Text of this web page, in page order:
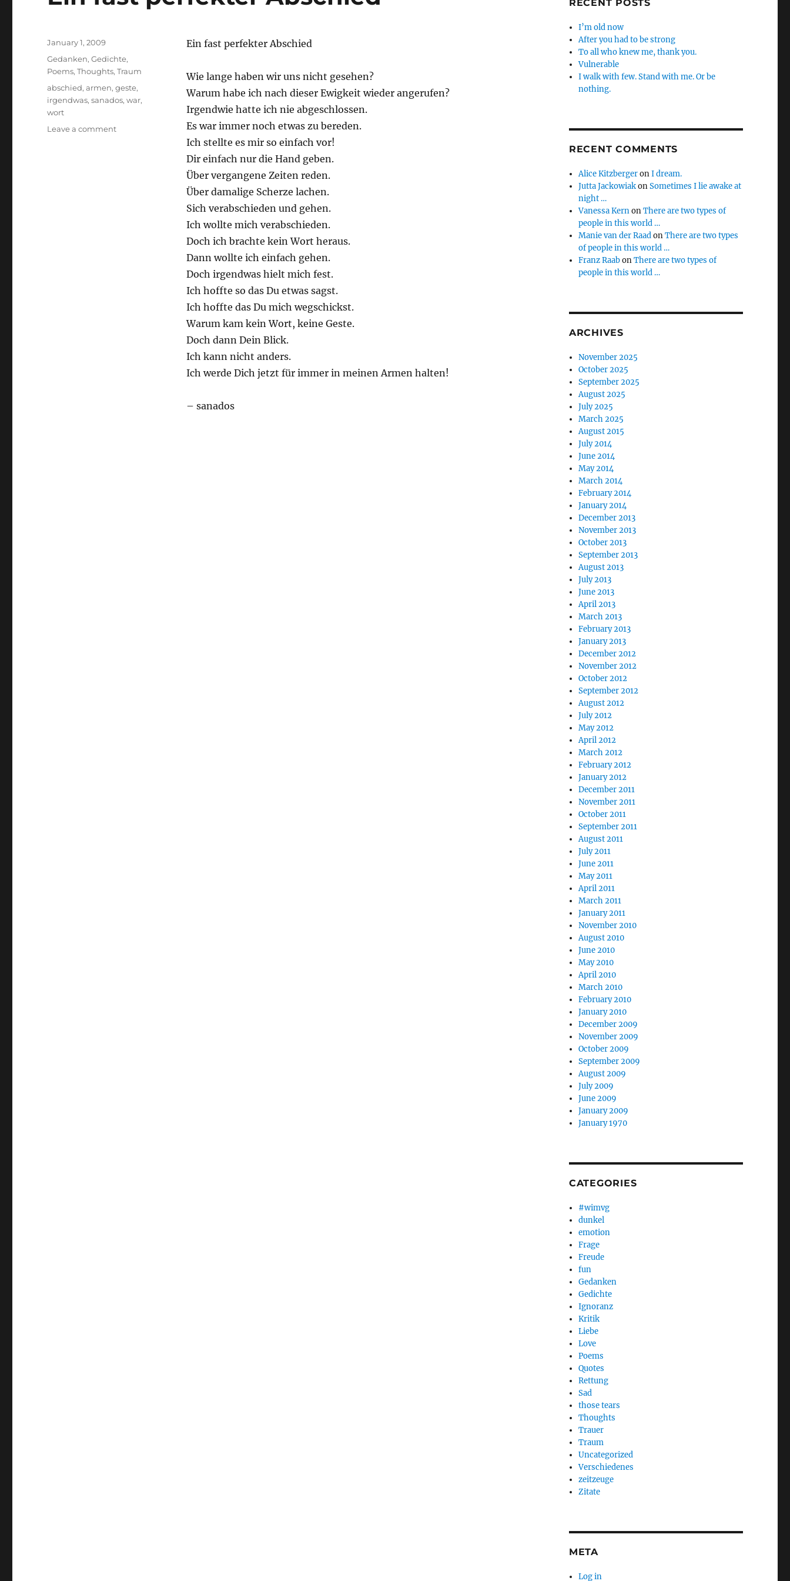
Ein fast perfekter Abschied
Wie lange haben wir uns nicht gesehen?
Warum habe ich nach dieser Ewigkeit wieder angerufen?
Irgendwie hatte ich nie abgeschlossen.
Es war immer noch etwas zu bereden.
Ich stellte es mir so einfach vor!
Dir einfach nur die Hand geben.
Über vergangene Zeiten reden.
Über damalige Scherze lachen.
Sich verabschieden und gehen.
Ich wollte mich verabschieden.
Doch ich brachte kein Wort heraus.
Dann wollte ich einfach gehen.
Doch irgendwas hielt mich fest.
Ich hoffte so das Du etwas sagst.
Ich hoffte das Du mich wegschickst.
Warum kam kein Wort, keine Geste.
Doch dann Dein Blick.
Ich kann nicht anders.
Ich werde Dich jetzt für immer in meinen Armen halten!
– sanados
Posted
January 1, 2009
Categories
Gedanken,Gedichte,
Poems,Thoughts,Traum
Tags
abschied,armen,geste,
irgendwas,sanados,war,
wort
Leave a commenton
RECENT POSTS
I’m old now
After you had to be strong
To all who knew me, thank you.
Vulnerable
I walk with few. Stand with me. Or be
nothing.
RECENT COMMENTS
Alice KitzbergeronI dream.
Jutta JackowiakonSometimes I lie awake at
night …
Vanessa KernonThere are two types of
people in this world …
Manie van der RaadonThere are two types
of people in this world …
Franz RaabonThere are two types of
people in this world …
ARCHIVES
November 2025
October 2025
September 2025
August 2025
July 2025
March 2025
August 2015
July 2014
June 2014
May 2014
March 2014
February 2014
January 2014
December 2013
November 2013
October 2013
September 2013
August 2013
July 2013
June 2013
April 2013
March 2013
February 2013
January 2013
December 2012
November 2012
October 2012
September 2012
August 2012
July 2012
May 2012
April 2012
March 2012
February 2012
January 2012
December 2011
November 2011
October 2011
September 2011
August 2011
July 2011
June 2011
May 2011
April 2011
March 2011
January 2011
November 2010
August 2010
June 2010
May 2010
April 2010
March 2010
February 2010
January 2010
December 2009
November 2009
October 2009
September 2009
August 2009
July 2009
June 2009
January 2009
January 1970
CATEGORIES
#wimvg
dunkel
emotion
Frage
Freude
fun
Gedanken
Gedichte
Ignoranz
Kritik
Liebe
Love
Poems
Quotes
Rettung
Sad
those tears
Thoughts
Trauer
Traum
Uncategorized
Verschiedenes
zeitzeuge
Zitate
META
Log in